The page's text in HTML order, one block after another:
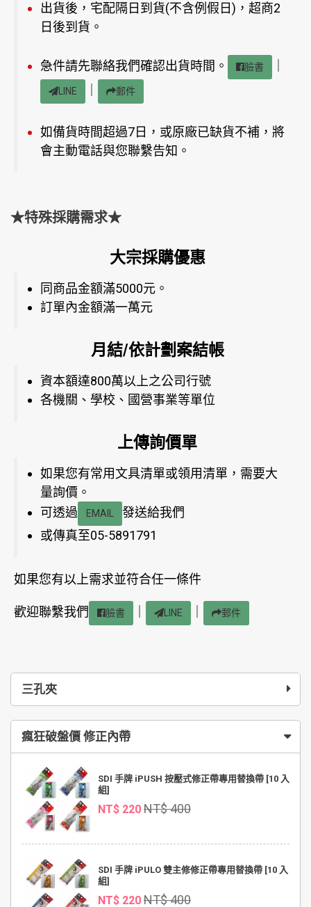
三孔夾
瘋狂破盤價 修正內帶
SDI 手牌 iPUSH 按壓式修正帶專用替換帶 [10 入
組]
NT$ 220 NT$ 400
SDI 手牌 iPULO 雙主修修正帶專用替換帶 [10 入
組]
NT$ 220 NT$ 400
出貨後，宅配隔日到貨(不含例假日)，超商2
日後到貨。
急件請先聯絡我們確認出貨時間。 臉書
LINE 郵件
如備貨時間超過7日，或原廠已缺貨不補，將
會主動電話與您聯繫告知。
★特殊採購需求★
大宗採購優惠
同商品金額滿5000元。
訂單內金額滿一萬元
月結/依計劃案結帳
資本額達800萬以上之公司行號
各機關、學校、國營事業等單位
上傳詢價單
如果您有常用文具清單或領用清單，需要大
量詢價。
可透過
EMAIL
發送給我們
或傳真至05-5891791
如果您有以上需求並符合任一條件
歡迎聯繫我們 臉書 LINE 郵件